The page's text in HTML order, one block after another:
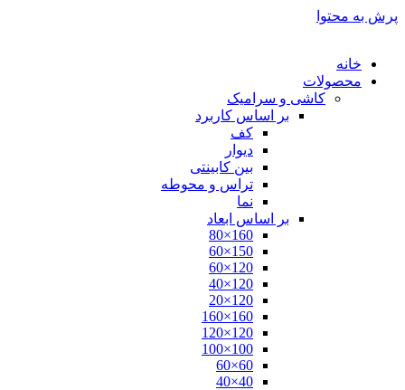
پرش به محتوا
خانه
محصولات
کاشی و سرامیک
بر اساس کاربرد
کف
دیوار
بین کابینتی
تراس و محوطه
نما
بر اساس ابعاد
160×80
150×60
120×60
120×40
120×20
160×160
120×120
100×100
60×60
40×40